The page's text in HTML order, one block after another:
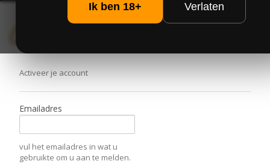
Ik ben 18+ Verlaten
Activatie
Activeer je account
Emailadres
vul het emailadres in wat u
gebruikte om u aan te melden.